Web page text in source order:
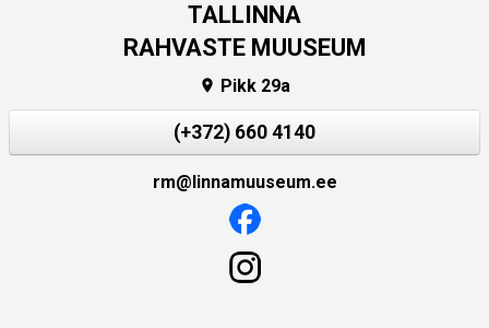
TALLINNA
RAHVASTE MUUSEUM
 Pikk 29a
(+372) 660 4140
rm@linnamuuseum.ee